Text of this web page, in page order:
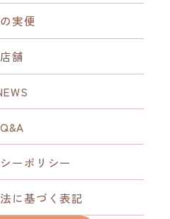
実便
店舗
Q&A
ーポリシー
に基づく表記